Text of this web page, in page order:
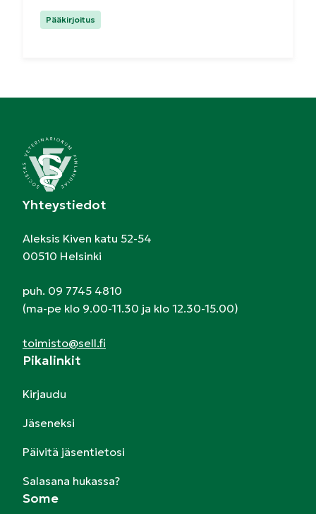
Kategoriat:
Pääkirjoitus
Yhteystiedot
Aleksis Kiven katu 52-54
00510 Helsinki
puh. 09 7745 4810
(ma-pe klo 9.00-11.30 ja klo 12.30-15.00)
toimisto@sell.fi
Pikalinkit
Kirjaudu
Jäseneksi
Päivitä jäsentietosi
Salasana hukassa?
Some